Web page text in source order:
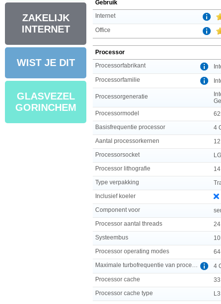
ZAKELIJK
INTERNET
WIST JE DIT
GLASVEZEL
GORINCHEM
Gebruik
Internet
Office
Processor
Processorfabrikant
Processorfamilie
Processorgeneratie
Processormodel
Basisfrequentie processor
4
Aantal processorkernen
12
Processorsocket
Processor lithografie
Type verpakking
Inclusief koeler
Component voor
Processor aantal threads
24
Systeembus
Processor operating modes
4
Processor cache
Processor cache type
L3